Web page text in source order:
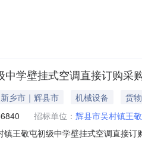
》的要求由采购人发布的，陕西省
学壁挂式空调直接订购采
乡市｜辉县市 机械设备
货物
招标单位： 辉县市吴村镇王
镇王敬屯初级中学壁挂式空调直接